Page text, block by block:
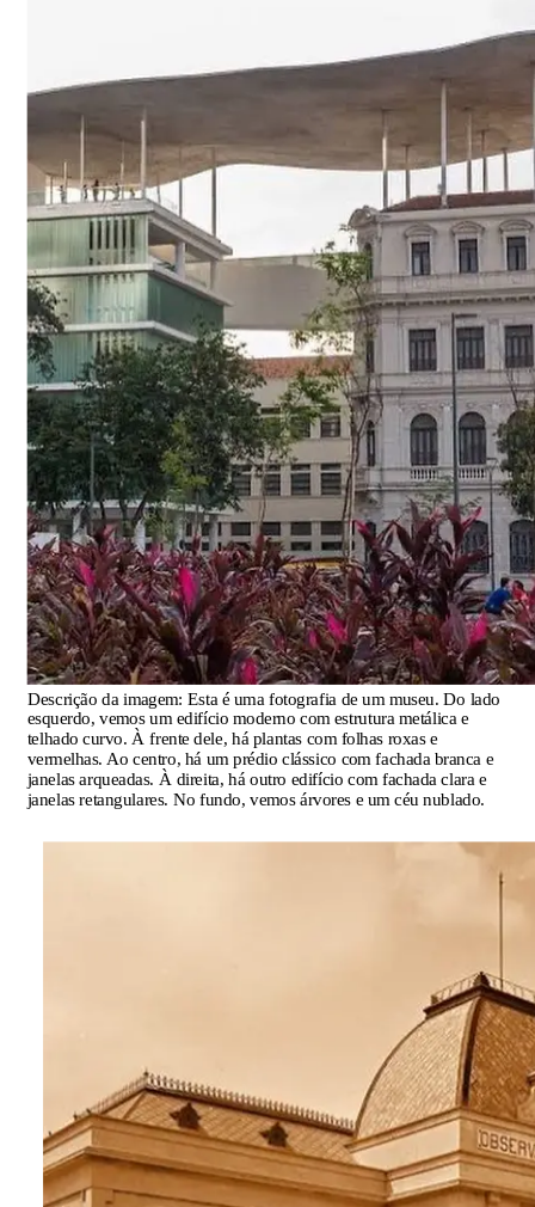
Descrição da imagem: Esta é uma fotografia de um museu. Do lado
esquerdo, vemos um edifício moderno com estrutura metálica e
telhado curvo. À frente dele, há plantas com folhas roxas e
vermelhas. Ao centro, há um prédio clássico com fachada branca e
janelas arqueadas. À direita, há outro edifício com fachada clara e
janelas retangulares. No fundo, vemos árvores e um céu nublado.